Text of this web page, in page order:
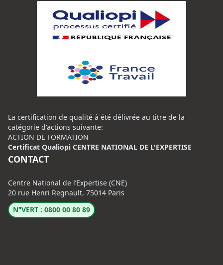
La certification de qualité à été délivrée au titre de la
catégorie d'actions suivante:
ACTION DE FORMATION
Certificat Qualiopi CENTRE NATIONAL DE L'EXPERTISE
CONTACT
Centre National de l’Expertise (CNE)
20 rue Henri Regnault, 75014 Paris
N°VERT : 0800 00 80 89